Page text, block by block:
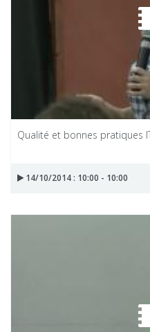
Qualité et bonnes pratiques
14/10/2014 : 10:00 - 10:00